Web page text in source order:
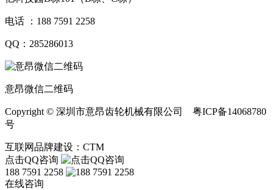
电话 ：188 7591 2258
QQ：285286013
意昂微信二维码
Copyright © 深圳市意昂齿轮机械有限公司 粤ICP备14068780
号
互联网品牌建设：CTM
点击QQ咨询
188 7591 2258
在线咨询